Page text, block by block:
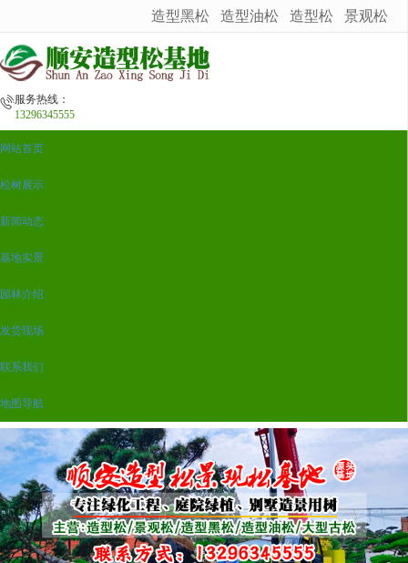
很遗憾，因您的浏览器版本过低导致无法获得最佳浏览体验，推荐下载安装谷歌浏览器！
造型黑松 造型油松 造型松 景观松
服务热线：
13296345555
网站首页
松树展示
新闻动态
基地实景
园林介绍
发货现场
联系我们
地图导航